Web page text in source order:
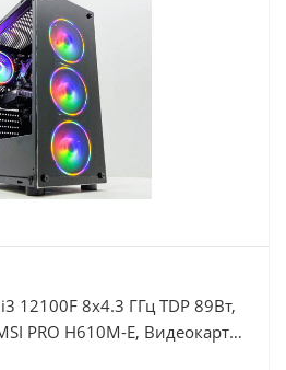
12100F 8x4.3 ГГц TDP 89Вт,
PRO H610M-E, Видеокарта
DDR4 64Gb, Диски SSD